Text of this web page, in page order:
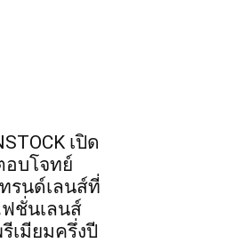
เปิด
อบโจทย์
รนด์เลนส์ที่
ชั่นเลนส์
เมียมครึ่งปี